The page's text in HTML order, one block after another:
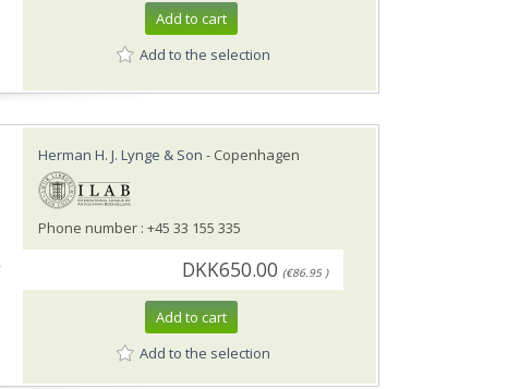
Add to cart
Add to the selection
Herman H. J. Lynge & Son - Copenhagen
Phone number : +45 33 155 335
DKK650.00 (€86.95 )
Add to cart
Add to the selection